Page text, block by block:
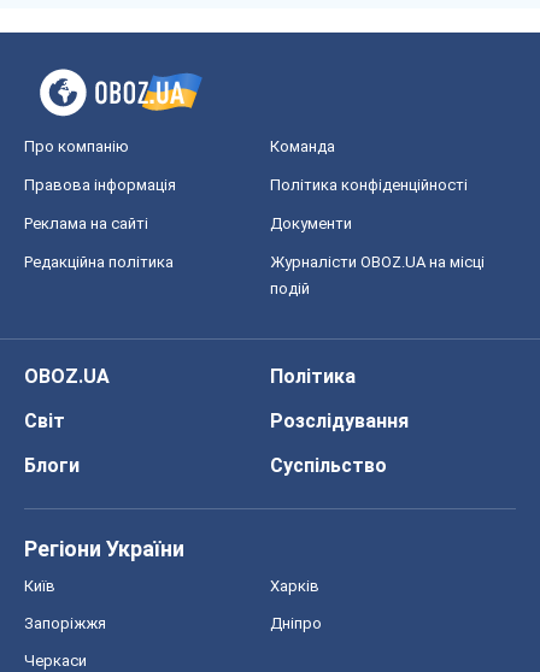
Про компанію Команда
Правова інформація Політика конфіденційності
Реклама на сайті Документи
Редакційна політика
Журналісти OBOZ.UA на місці
подій
OBOZ.UA
Політика
Світ
Розслідування
Блоги
Суспільство
Регіони України
Київ Харків
Запоріжжя Дніпро
Черкаси